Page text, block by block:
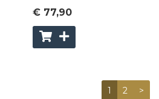
€ 77,90
1 2 >